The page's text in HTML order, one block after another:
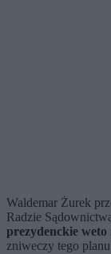
Waldemar Żurek
Radzie
prezydenckie weto
zniweczy tego